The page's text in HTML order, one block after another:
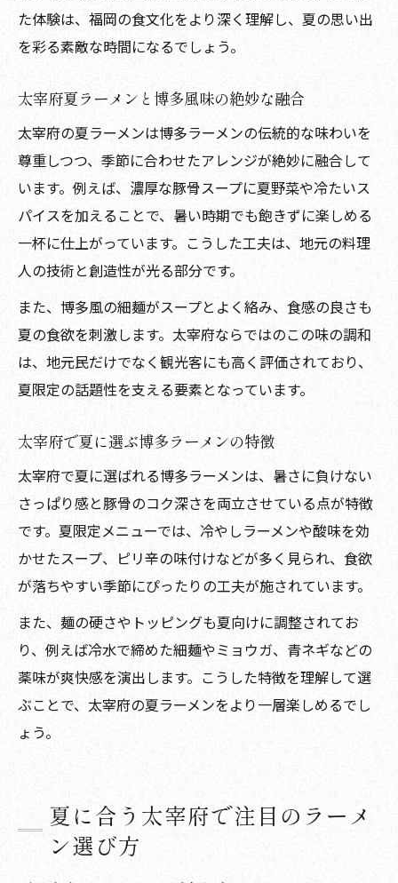
た体験は、福岡の食文化をより深く理解し、夏の思い出
を彩る素敵な時間になるでしょう。
太宰府夏ラーメンと博多風味の絶妙な融合
太宰府の夏ラーメンは博多ラーメンの伝統的な味わいを
尊重しつつ、季節に合わせたアレンジが絶妙に融合して
います。例えば、濃厚な豚骨スープに夏野菜や冷たいス
パイスを加えることで、暑い時期でも飽きずに楽しめる
一杯に仕上がっています。こうした工夫は、地元の料理
人の技術と創造性が光る部分です。
また、博多風の細麺がスープとよく絡み、食感の良さも
夏の食欲を刺激します。太宰府ならではのこの味の調和
は、地元民だけでなく観光客にも高く評価されており、
夏限定の話題性を支える要素となっています。
太宰府で夏に選ぶ博多ラーメンの特徴
太宰府で夏に選ばれる博多ラーメンは、暑さに負けない
さっぱり感と豚骨のコク深さを両立させている点が特徴
です。夏限定メニューでは、冷やしラーメンや酸味を効
かせたスープ、ピリ辛の味付けなどが多く見られ、食欲
が落ちやすい季節にぴったりの工夫が施されています。
また、麺の硬さやトッピングも夏向けに調整されてお
り、例えば冷水で締めた細麺やミョウガ、青ネギなどの
薬味が爽快感を演出します。こうした特徴を理解して選
ぶことで、太宰府の夏ラーメンをより一層楽しめるでし
ょう。
夏に合う太宰府で注目のラーメ
ン選び方